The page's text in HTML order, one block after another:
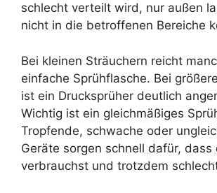
schlecht verteilt wird, nur außen
nicht in die betroffenen Bereiche
Bei kleinen Sträuchern reicht
einfache Sprühflasche. Bei
ist ein Drucksprüher deutlich
Wichtig ist ein gleichmäßiges
Tropfende, schwache oder
Geräte sorgen schnell dafür, dass
verbrauchst und trotzdem